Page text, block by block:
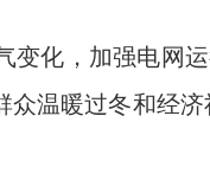
化，加强电网运
温暖过冬和经